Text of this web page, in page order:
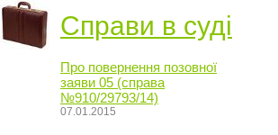
Справи в суді
Про повернення позовної
заяви 05 (справа
№910/29793/14)
07.01.2015